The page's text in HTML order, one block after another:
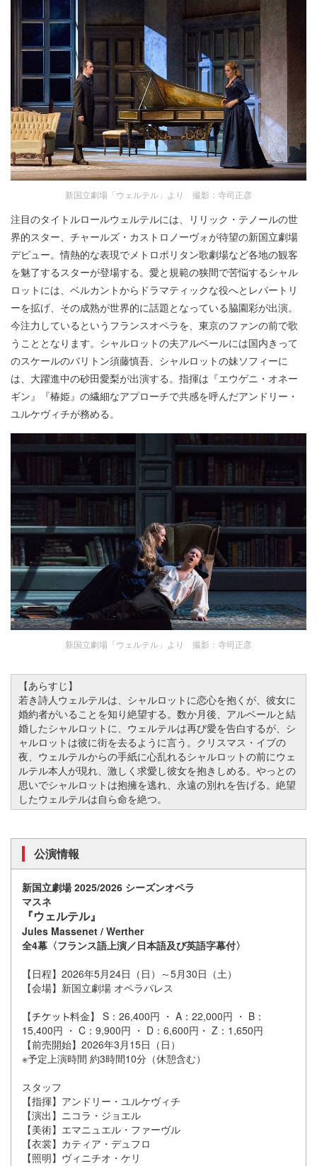
新国立劇場「ウェルテル」より 撮影：寺司正彦
注目のタイトルロールウェルテルには、リリック・テノールの世
界的スター、チャールズ・カストロノーヴォが待望の新国立劇場
デビュー。情熱的な表現でメトロポリタン歌劇場など各地の観客
を魅了するスターが登場する。愛と規範の狭間で苦悩するシャル
ロットには、ベルカントからドラマティックな役へとレパートリ
ーを拡げ、その成熟が世界的に話題となっている脇園彩が出演。
今注力しているというフランスオペラを、東京のファンの前で歌
うこととなります。シャルロットの夫アルベールには国内きって
のスケールのバリトン須藤慎吾、シャルロットの妹ソフィーに
は、大躍進中の砂田愛梨が出演する。指揮は『エウゲニ・オネー
ギン』『椿姫』の繊細なアプローチで共感を呼んだアンドリー・
ユルケヴィチが務める。
新国立劇場「ウェルテル」より 撮影：寺司正彦
【あらすじ】
若き詩人ウェルテルは、シャルロットに恋心を抱くが、彼女に
婚約者がいることを知り絶望する。数か月後、アルベールと結
婚したシャルロットに、ウェルテルは再び愛を告白するが、シ
ャルロットは彼に街を去るように言う。クリスマス・イブの
夜、ウェルテルからの手紙に心乱れるシャルロットの前にウェ
ルテル本人が現れ、激しく求愛し彼女を抱きしめる。やっとの
思いでシャルロットは抱擁を逃れ、永遠の別れを告げる。絶望
したウェルテルは自ら命を絶つ。
公演情報
新国立劇場 2025/2026 シーズンオペラ
マスネ
『ウェルテル』
Jules Massenet / Werther
全4幕〈フランス語上演／日本語及び英語字幕付〉
【日程】2026年5月24日（日）～5月30日（土）
【会場】新国立劇場 オペラパレス
【
料金】 S：26,400円 ・ A：22,000円 ・ B：
15,400円 ・ C：9,900円 ・ D：6,600円・ Z：1,650円
【前売開始】2026年3月15日（日）
※予定上演時間 約3時間10分（休憩含む）
スタッフ
【指揮】アンドリー・ユルケヴィチ
【演出】ニコラ・ジョエル
【美術】エマニュエル・ファーヴル
【衣裳】カティア・デュフロ
【照明】ヴィニチオ・ケリ